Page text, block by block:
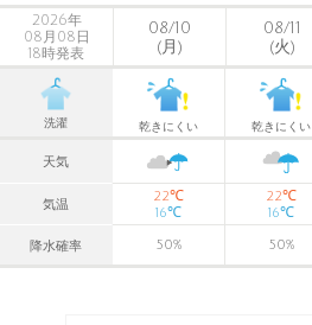
2026年
08月08日
18時発表
08/10
(月)
08/11
(火)
洗濯 乾きにくい 乾きにくい
天気
気温
22℃
16℃
22℃
16℃
降水確率 50% 50%